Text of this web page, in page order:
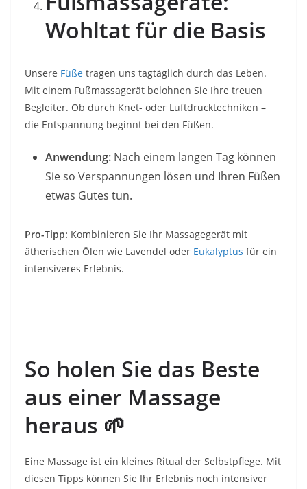
Wohltat für die Basis
Unsere Füße tragen uns tagtäglich durch das Leben.
Mit einem Fußmassagerät belohnen Sie Ihre treuen
Begleiter. Ob durch Knet- oder Luftdrucktechniken –
die Entspannung beginnt bei den Füßen.
Anwendung: Nach einem langen Tag können
Sie so Verspannungen lösen und Ihren Füßen
etwas Gutes tun.
Pro-Tipp: Kombinieren Sie Ihr Massagegerät mit
ätherischen Ölen wie Lavendel oder Eukalyptus für ein
intensiveres Erlebnis.
So holen Sie das Beste
aus einer Massage
heraus 🌱
Eine Massage ist ein kleines Ritual der Selbstpflege. Mit
diesen Tipps können Sie Ihr Erlebnis noch intensiver